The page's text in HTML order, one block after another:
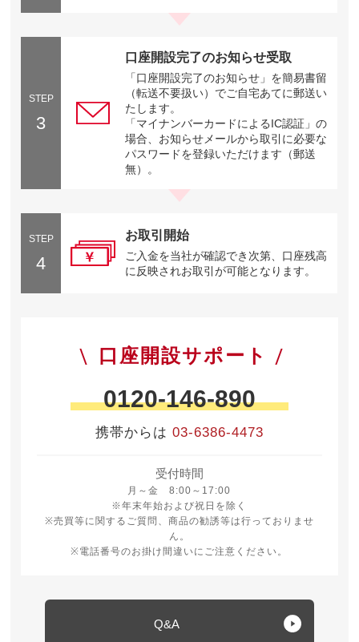
STEP
3
口座開設完了のお知らせ受取
「口座開設完了のお知らせ」を簡易書留
（転送不要扱い）でご自宅あてに郵送い
たします。
「マイナンバーカードによるIC認証」の
場合、お知らせメールから取引に必要な
パスワードを登録いただけます（郵送
無）。
STEP
4
お取引開始
ご入金を当社が確認でき次第、口座残高
に反映されお取引が可能となります。
口座開設サポート
0120-146-890
携帯からは 03-6386-4473
受付時間
月～金 8:00～17:00
月曜日から金曜日 8時から17時
※年末年始および祝日を除く
※売買等に関するご質問、商品の勧誘等は行っておりませ
ん。
※電話番号のお掛け間違いにご注意ください。
Q&A